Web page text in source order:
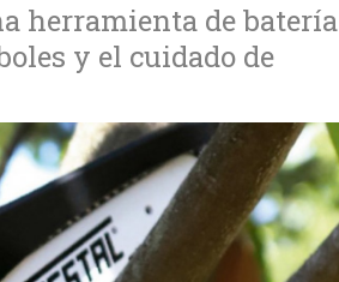
herramienta de batería
y el cuidado de